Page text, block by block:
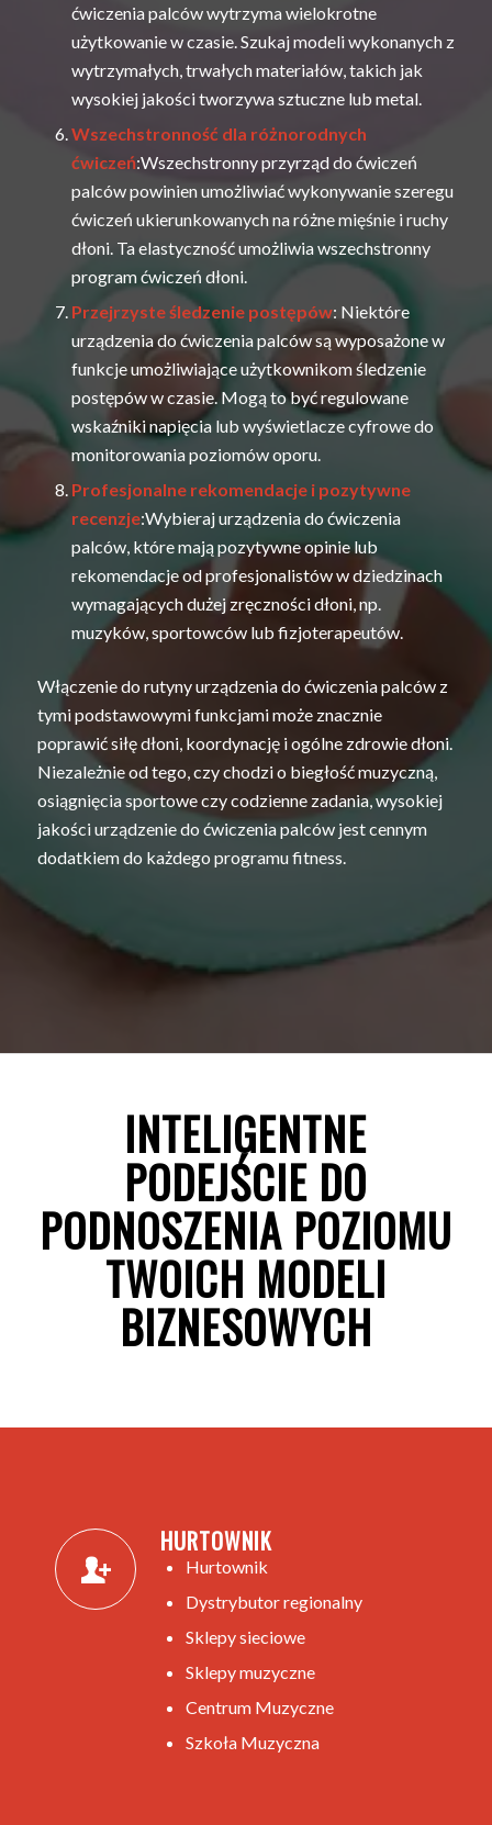
ćwiczenia palców wytrzyma wielokrotne
użytkowanie w czasie. Szukaj modeli wykonanych z
wytrzymałych, trwałych materiałów, takich jak
wysokiej jakości tworzywa sztuczne lub metal.
Wszechstronność dla różnorodnych
ćwiczeń:Wszechstronny przyrząd do ćwiczeń
palców powinien umożliwiać wykonywanie szeregu
ćwiczeń ukierunkowanych na różne mięśnie i ruchy
dłoni. Ta elastyczność umożliwia wszechstronny
program ćwiczeń dłoni.
Przejrzyste śledzenie postępów: Niektóre
urządzenia do ćwiczenia palców są wyposażone w
funkcje umożliwiające użytkownikom śledzenie
postępów w czasie. Mogą to być regulowane
wskaźniki napięcia lub wyświetlacze cyfrowe do
monitorowania poziomów oporu.
Profesjonalne rekomendacje i pozytywne
recenzje:Wybieraj urządzenia do ćwiczenia
palców, które mają pozytywne opinie lub
rekomendacje od profesjonalistów w dziedzinach
wymagających dużej zręczności dłoni, np.
muzyków, sportowców lub fizjoterapeutów.
Włączenie do rutyny urządzenia do ćwiczenia palców z
tymi podstawowymi funkcjami może znacznie
poprawić siłę dłoni, koordynację i ogólne zdrowie dłoni.
Niezależnie od tego, czy chodzi o biegłość muzyczną,
osiągnięcia sportowe czy codzienne zadania, wysokiej
jakości urządzenie do ćwiczenia palców jest cennym
dodatkiem do każdego programu fitness.
INTELIGENTNE
PODEJŚCIE DO
PODNOSZENIA POZIOMU
TWOICH MODELI
BIZNESOWYCH
HURTOWNIK
Hurtownik
Dystrybutor regionalny
Sklepy sieciowe
Sklepy muzyczne
Centrum Muzyczne
Szkoła Muzyczna